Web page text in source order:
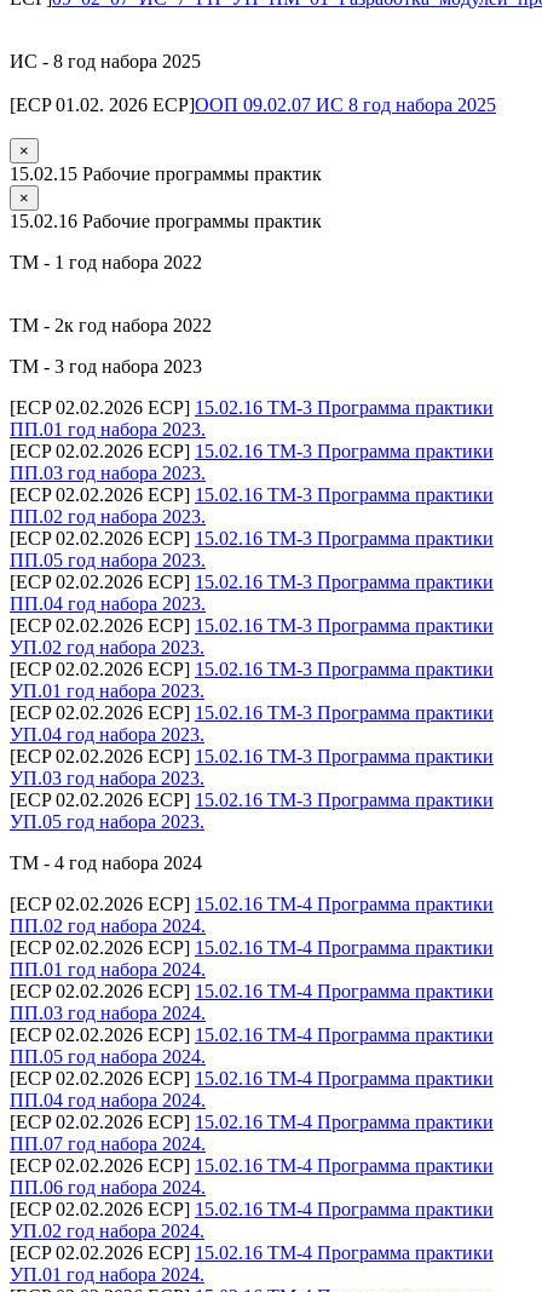
ИС - 8 год набора 2025
[ECP 01.02. 2026 ECP]ООП 09.02.07 ИС 8 год набора 2025
×
15.02.15 Рабочие программы практик
×
15.02.16 Рабочие программы практик
ТМ - 1 год набора 2022
ТМ - 2к год набора 2022
ТМ - 3 год набора 2023
[ECP 02.02.2026 ECP] 15.02.16 ТМ-3 Программа практики
ПП.01 год набора 2023.
[ECP 02.02.2026 ECP] 15.02.16 ТМ-3 Программа практики
ПП.03 год набора 2023.
[ECP 02.02.2026 ECP] 15.02.16 ТМ-3 Программа практики
ПП.02 год набора 2023.
[ECP 02.02.2026 ECP] 15.02.16 ТМ-3 Программа практики
ПП.05 год набора 2023.
[ECP 02.02.2026 ECP] 15.02.16 ТМ-3 Программа практики
ПП.04 год набора 2023.
[ECP 02.02.2026 ECP] 15.02.16 ТМ-3 Программа практики
УП.02 год набора 2023.
[ECP 02.02.2026 ECP] 15.02.16 ТМ-3 Программа практики
УП.01 год набора 2023.
[ECP 02.02.2026 ECP] 15.02.16 ТМ-3 Программа практики
УП.04 год набора 2023.
[ECP 02.02.2026 ECP] 15.02.16 ТМ-3 Программа практики
УП.03 год набора 2023.
[ECP 02.02.2026 ECP] 15.02.16 ТМ-3 Программа практики
УП.05 год набора 2023.
ТМ - 4 год набора 2024
[ECP 02.02.2026 ECP] 15.02.16 ТМ-4 Программа практики
ПП.02 год набора 2024.
[ECP 02.02.2026 ECP] 15.02.16 ТМ-4 Программа практики
ПП.01 год набора 2024.
[ECP 02.02.2026 ECP] 15.02.16 ТМ-4 Программа практики
ПП.03 год набора 2024.
[ECP 02.02.2026 ECP] 15.02.16 ТМ-4 Программа практики
ПП.05 год набора 2024.
[ECP 02.02.2026 ECP] 15.02.16 ТМ-4 Программа практики
ПП.04 год набора 2024.
[ECP 02.02.2026 ECP] 15.02.16 ТМ-4 Программа практики
ПП.07 год набора 2024.
[ECP 02.02.2026 ECP] 15.02.16 ТМ-4 Программа практики
ПП.06 год набора 2024.
[ECP 02.02.2026 ECP] 15.02.16 ТМ-4 Программа практики
УП.02 год набора 2024.
[ECP 02.02.2026 ECP] 15.02.16 ТМ-4 Программа практики
УП.01 год набора 2024.